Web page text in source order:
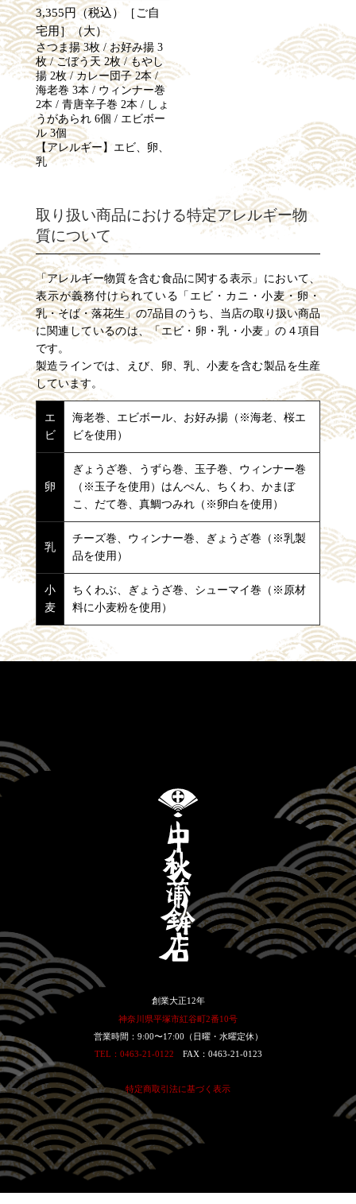
3,355円（税込）［ご自
宅用］（大）
さつま揚 3枚 / お好み揚 3
枚 / ごぼう天 2枚 / もやし
揚 2枚 / カレー団子 2本 /
海老巻 3本 / ウィンナー巻
2本 / 青唐辛子巻 2本 / しょ
うがあられ 6個 / エビボー
ル 3個
【アレルギー】エビ、卵、
乳
取り扱い商品における特定アレルギー物
質について
「アレルギー物質を含む食品に関する表示」において、
表示が義務付けられている「エビ・カニ・小麦・卵・
乳・そば・落花生」の7品目のうち、当店の取り扱い商品
に関連しているのは、「エビ・卵・乳・小麦」の４項目
です。
製造ラインでは、えび、卵、乳、小麦を含む製品を生産
しています。
エ
ビ
海老巻、エビボール、お好み揚（※海老、桜エ
ビを使用）
卵
ぎょうざ巻、うずら巻、玉子巻、ウィンナー巻
（※玉子を使用）はんぺん、ちくわ、かまぼ
こ、だて巻、真鯛つみれ（※卵白を使用）
乳
チーズ巻、ウィンナー巻、ぎょうざ巻（※乳製
品を使用）
小
麦
ちくわぶ、ぎょうざ巻、シューマイ巻（※原材
料に小麦粉を使用）
創業大正12年
神奈川県平塚市紅谷町2番10号
営業時間：9:00〜17:00（日曜・水曜定休）
TEL：0463-21-0122 FAX：0463-21-0123
特定商取引法に基づく表示